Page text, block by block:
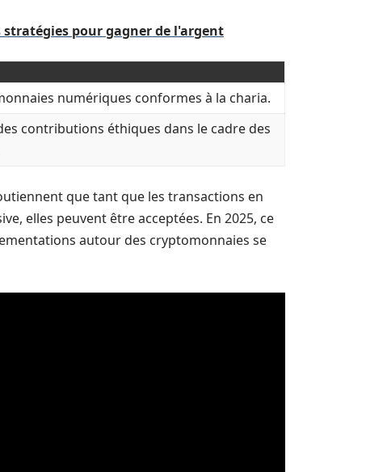
stratégies pour gagner de l'argent
numériques conformes à la charia.
contributions éthiques dans le cadre des
que tant que les transactions en
elles peuvent être acceptées. En 2025, ce
autour des cryptomonnaies se